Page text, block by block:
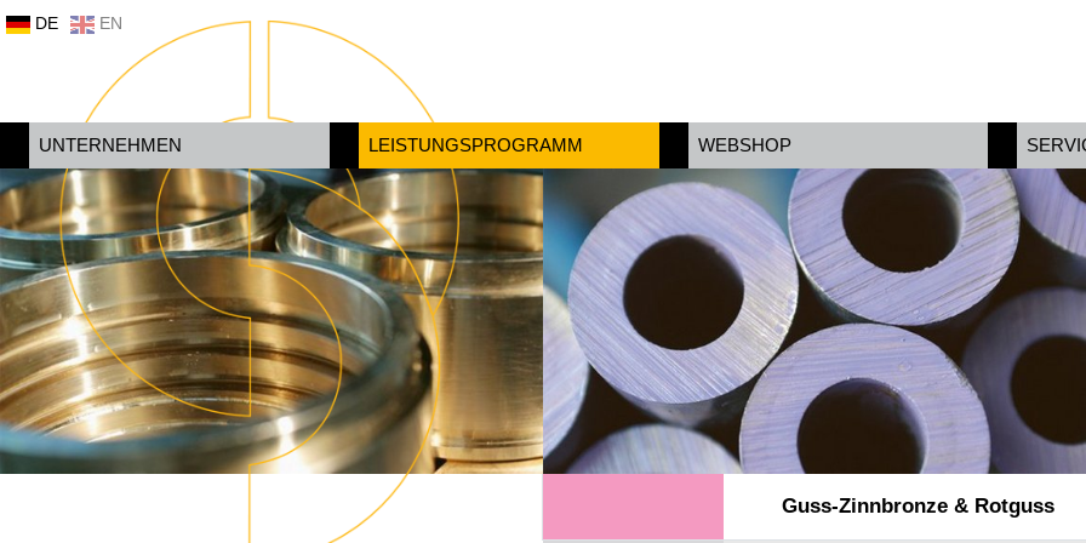
DE EN
UNTERNEHMEN LEISTUNGSPROGRAMM WEBSHOP
Guss-Zinnbronze & Rotguss